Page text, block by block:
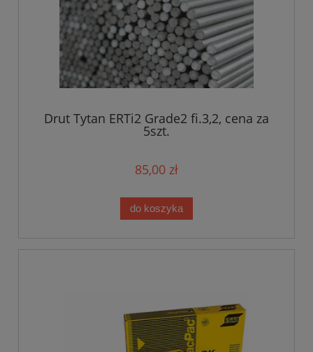
Drut Tytan ERTi2 Grade2 fi.3,2, cena za
5szt.
85,00 zł
do koszyka